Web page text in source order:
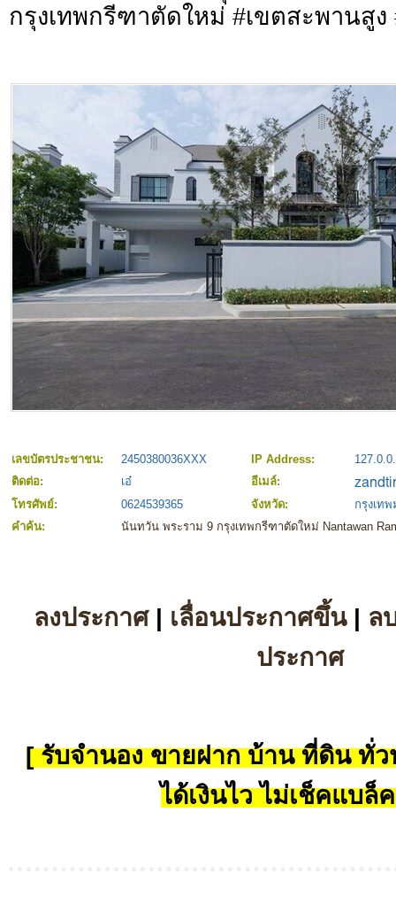
กรุงเทพกรีฑาตัดใหม่ #เขตสะพานสูง
เลขบัตรประชาชน: 2450380036XXX IP Address:
ติดต่อ:
เอ๋
อีเมล์:
โทรศัพย์:
0624539365 จังหวัด:
กรุงเท
คำค้น:
นันทวัน พระราม 9 กรุงเทพกรีฑาตัดใหม่ Nantawan
ลงประกาศ| เลื่อนประกาศขึ้น| ล
ประกาศ
[ รับจำนอง ขายฝาก บ้าน ที่ดิน ทั่ว
ได้เงินไว ไม่เช็คแบล็